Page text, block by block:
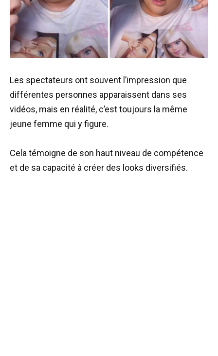
Les spectateurs ont souvent l’impression que
différentes personnes apparaissent dans ses
vidéos, mais en réalité, c’est toujours la même
jeune femme qui y figure.
Cela témoigne de son haut niveau de compétence
et de sa capacité à créer des looks diversifiés.